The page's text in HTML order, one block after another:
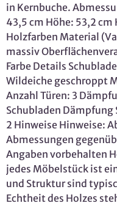
in Kernbuche.
43,5 cm Höhe: 53,2
Holzfarben Material
massiv
Farbe Details
Wildeiche geschroppt
Anzahl Türen: 3
Schubladen Dämpfung
2 Hinweise Hinweise:
Abmessungen
Angaben vorbehalten
jedes Möbelstück ist
und Struktur sind
Echtheit des Holzes